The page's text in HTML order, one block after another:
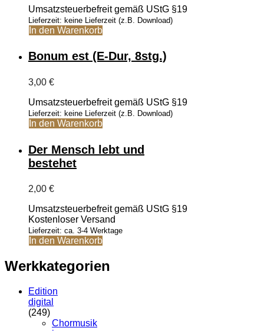
Umsatzsteuerbefreit gemäß UStG §19
Lieferzeit: keine Lieferzeit (z.B. Download)
In den Warenkorb
Bonum est (E-Dur, 8stg.)
3,00 €
Umsatzsteuerbefreit gemäß UStG §19
Lieferzeit: keine Lieferzeit (z.B. Download)
In den Warenkorb
Der Mensch lebt und
bestehet
2,00 €
Umsatzsteuerbefreit gemäß UStG §19
Kostenloser Versand
Lieferzeit: ca. 3-4 Werktage
In den Warenkorb
Werkkategorien
Edition
digital
(249)
Chormusik